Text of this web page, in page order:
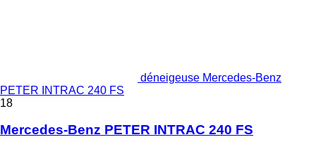
déneigeuse Mercedes-Benz
PETER INTRAC 240 FS
18
Mercedes-Benz PETER INTRAC 240 FS